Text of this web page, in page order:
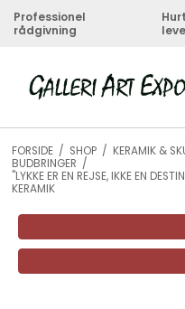
Professionel
rådgivning
FORSIDE / SHOP / KERAMIK &
BUDBRINGER /
"LYKKE ER EN REJSE, IKKE EN
KERAMIK